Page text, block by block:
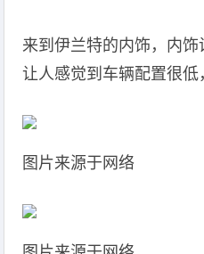
来到伊兰特的内饰，内
让人感觉到车辆配置很低
图片来源于网络